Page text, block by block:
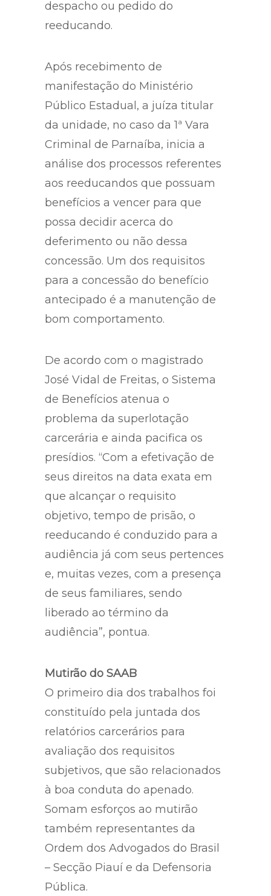
despacho ou pedido do
reeducando.
Após recebimento de
manifestação do Ministério
Público Estadual, a juíza titular
da unidade, no caso da 1ª Vara
Criminal de Parnaíba, inicia a
análise dos processos referentes
aos reeducandos que possuam
benefícios a vencer para que
possa decidir acerca do
deferimento ou não dessa
concessão. Um dos requisitos
para a concessão do benefício
antecipado é a manutenção de
bom comportamento.
De acordo com o magistrado
José Vidal de Freitas, o Sistema
de Benefícios atenua o
problema da superlotação
carcerária e ainda pacifica os
presídios. “Com a efetivação de
seus direitos na data exata em
que alcançar o requisito
objetivo, tempo de prisão, o
reeducando é conduzido para a
audiência já com seus pertences
e, muitas vezes, com a presença
de seus familiares, sendo
liberado ao término da
audiência”, pontua.
Mutirão do SAAB
O primeiro dia dos trabalhos foi
constituído pela juntada dos
relatórios carcerários para
avaliação dos requisitos
subjetivos, que são relacionados
à boa conduta do apenado.
Somam esforços ao mutirão
também representantes da
Ordem dos Advogados do Brasil
– Secção Piauí e da Defensoria
Pública.